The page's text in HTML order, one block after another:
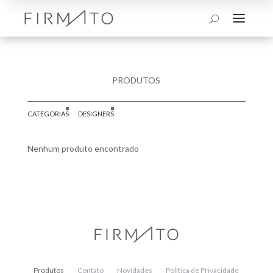
U a
PRODUTOS
CATEGORIAS DESIGNERS
Nenhum produto encontrado
Produtos Contato Novidades
Política de Privacidade